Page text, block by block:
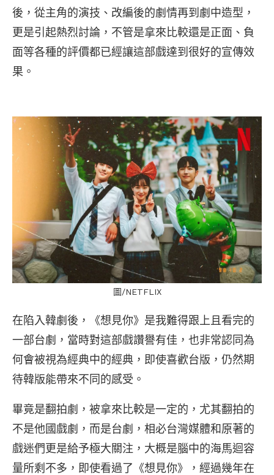
後，從主角的演技、改編後的劇情再到劇中造型，
更是引起熱烈討論，不管是拿來比較還是正面、負
面等各種的評價都已經讓這部戲達到很好的宣傳效
果。
圖/NETFLIX
在陷入韓劇後，《想見你》是我難得跟上且看完的
一部台劇，當時對這部戲讚譽有佳，也非常認同為
何會被視為經典中的經典，即使喜歡台版，仍然期
待韓版能帶來不同的感受。
畢竟是翻拍劇，被拿來比較是一定的，尤其翻拍的
不是他國戲劇，而是台劇，相必台灣媒體和原著的
戲迷們更是給予極大關注，大概是腦中的海馬迴容
量所剩不多，即使看過了《想見你》，經過幾年在